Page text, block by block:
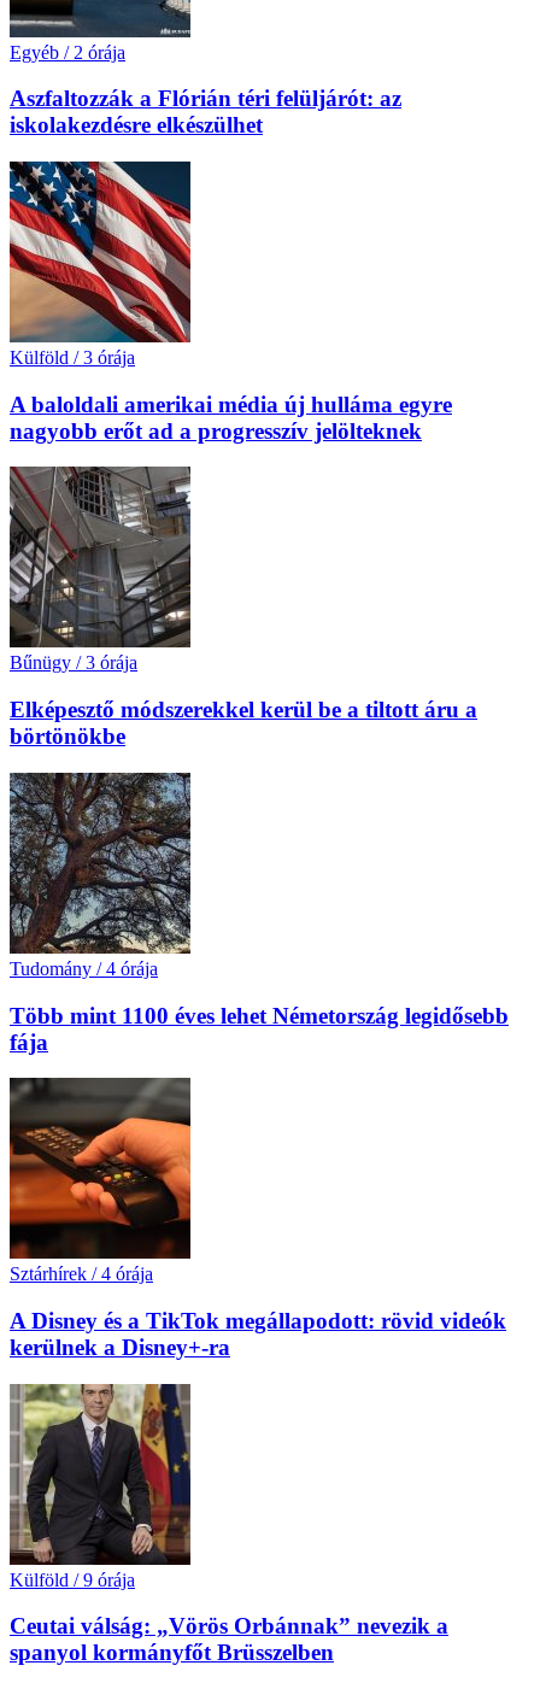
Egyéb / 2 órája
Aszfaltozzák a Flórián téri felüljárót: az
iskolakezdésre elkészülhet
Külföld / 3 órája
A baloldali amerikai média új hulláma egyre
nagyobb erőt ad a progresszív jelölteknek
Bűnügy / 3 órája
Elképesztő módszerekkel kerül be a tiltott áru a
börtönökbe
Tudomány / 4 órája
Több mint 1100 éves lehet Németország legidősebb
fája
Sztárhírek / 4 órája
A Disney és a TikTok megállapodott: rövid videók
kerülnek a Disney+-ra
Külföld / 9 órája
Ceutai válság: „Vörös Orbánnak” nevezik a
spanyol kormányfőt Brüsszelben